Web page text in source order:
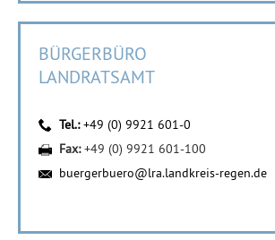
BÜRGERBÜRO
LANDRATSAMT
Tel.:+49 (0) 9921 601-0
Fax:+49 (0) 9921 601-100
buergerbuero@lra.landkreis-regen.de